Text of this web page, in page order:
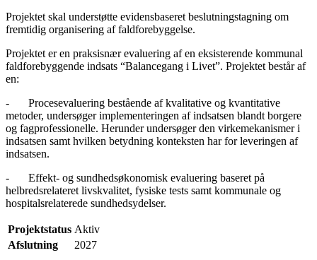
Projektet skal understøtte evidensbaseret beslutningstagning om
fremtidig organisering af faldforebyggelse.
Projektet er en praksisnær evaluering af en eksisterende kommunal
faldforebyggende indsats “Balancegang i Livet”. Projektet består af
en:
-
Procesevaluering bestående af kvalitative og kvantitative
metoder, undersøger implementeringen af indsatsen blandt borgere
og fagprofessionelle. Herunder undersøger den virkemekanismer i
indsatsen samt hvilken betydning konteksten har for leveringen af
indsatsen.
-
Effekt- og sundhedsøkonomisk evaluering baseret på
helbredsrelateret livskvalitet, fysiske tests samt kommunale og
hospitalsrelaterede sundhedsydelser.
Projektstatus Aktiv
Afslutning
2027